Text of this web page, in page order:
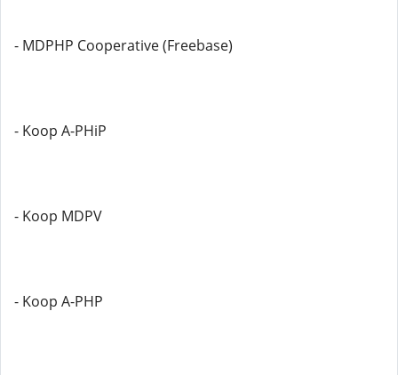
- MDPHP Cooperative (Freebase)
- Koop A-PHiP
- Koop MDPV
- Koop A-PHP